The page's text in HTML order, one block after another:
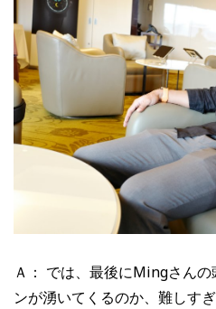
Ａ： では、最後にMingさん
ンが湧いてくるのか、難しす